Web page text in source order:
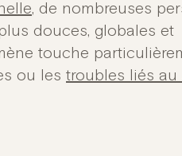
, de nombreuses
douces, globales et
touche
ou les troubles liés au